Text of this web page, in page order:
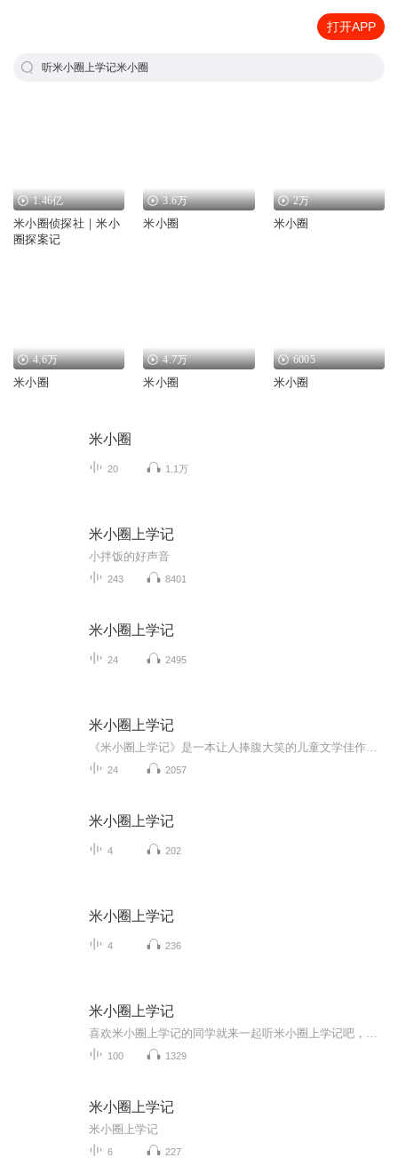
打开APP
听米小圈上学记米小圈
1.46亿
米小圈侦探社｜米小
圈探案记
3.6万
米小圈
2万
米小圈
4.6万
米小圈
4.7万
米小圈
6005
米小圈
米小圈
20 1.1万
米小圈上学记
小拌饭的好声音
243 8401
米小圈上学记
24 2495
米小圈上学记
24 2057
米小圈上学记
4 202
米小圈上学记
4 236
米小圈上学记
100 1329
米小圈上学记
米小圈上学记
6 227